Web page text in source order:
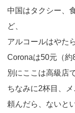
中国はタクシー、
ど、
アルコールはやた
Coronaは50元（約
別にここは高級店
ちなみに2杯目、
頼んだら、ないと